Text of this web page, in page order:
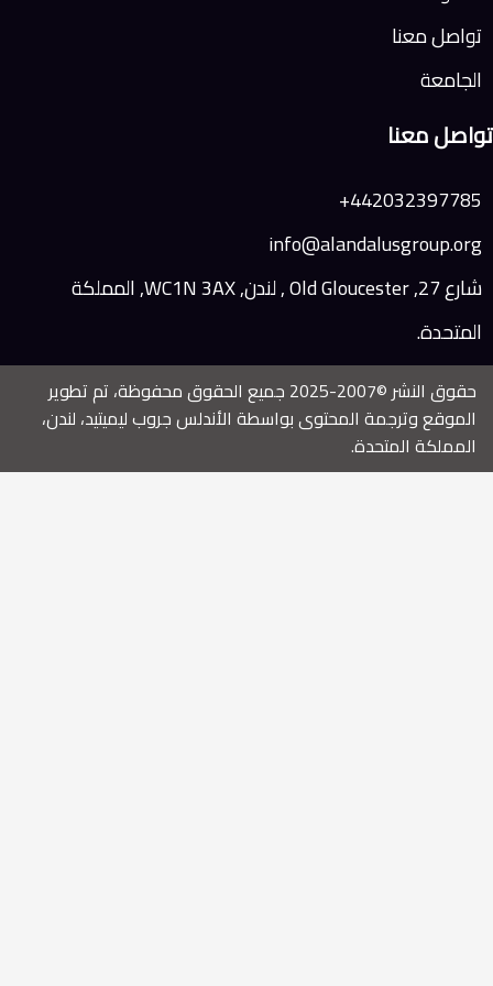
شارع 27, Old Gloucester , لندن, WC1N 3AX, المملكة
حقوق النشر ©2007-2025 جميع الحقوق محفوظة، تم تطوير
المحتوى بواسطة الأندلس جروب ليميتيد، لندن،